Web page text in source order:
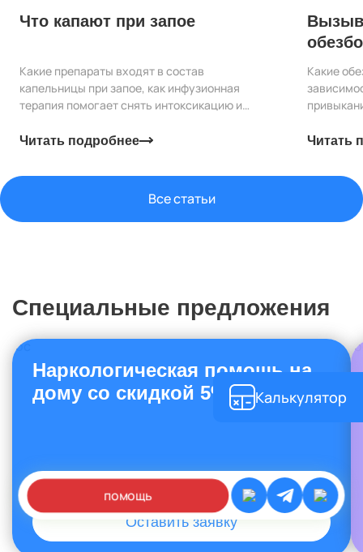
Что капают при запое
Какие препараты входят в состав
капельницы при запое, как инфузионная
терапия помогает снять интоксикацию и
Читать подробнее
Какие
Читать
Все статьи
Специальные предложения
Наркологическая помощь на
дому со скидкой 5%
Оставить заявку
Калькулятор
помощь